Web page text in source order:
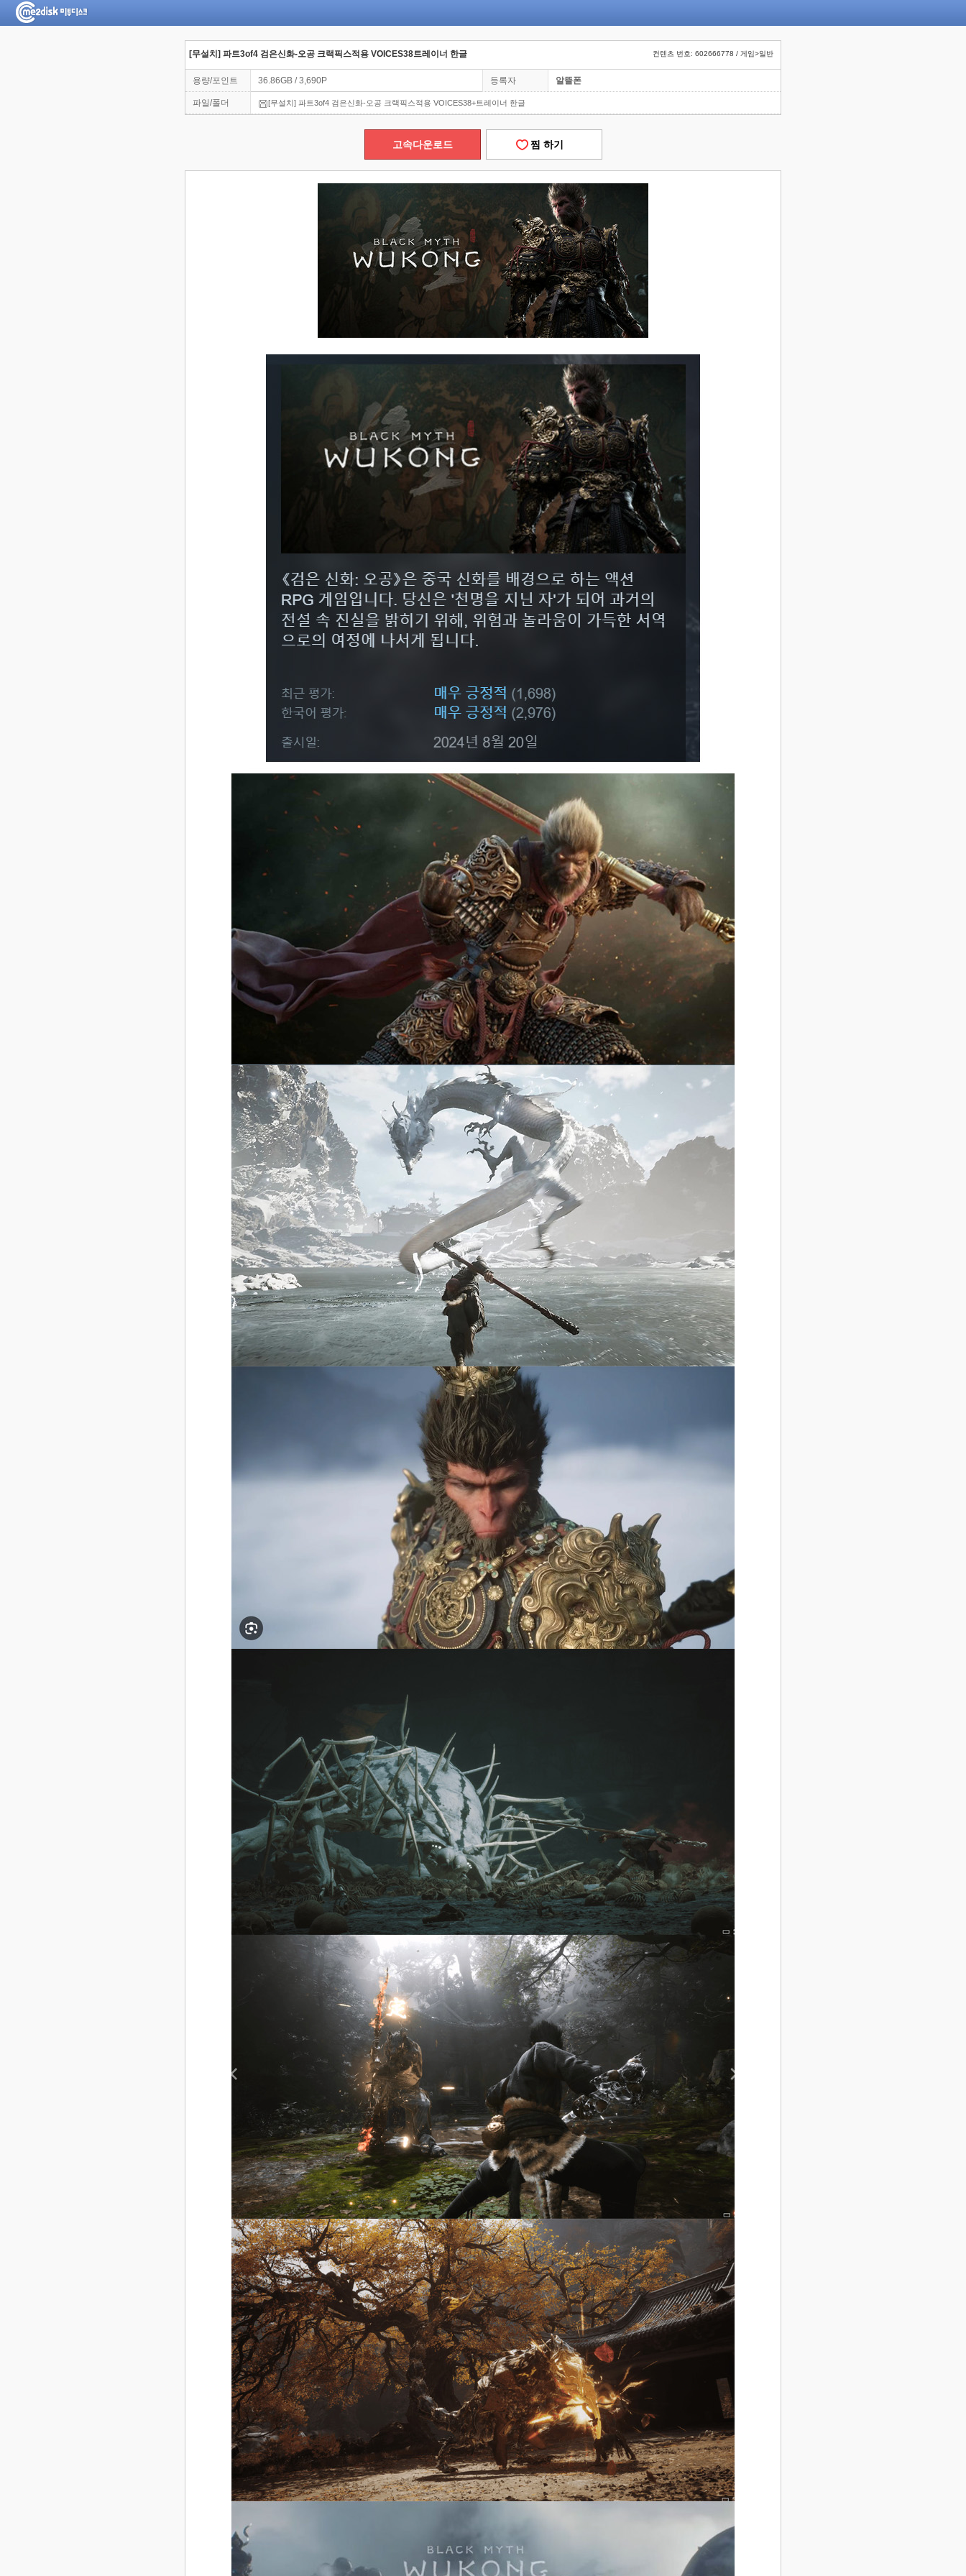
[무설치] 파트3of4 검은신화-오공 크랙픽스적용 VOICES38트레이너 한글 컨텐츠 번호: 602666778 / 게임>일반
용량/포인트 36.86GB / 3,690P 등록자 알뜰폰
파일/폴더 [무설치] 파트3of4 검은신화-오공 크랙픽스적용 VOICES38+트레이너 한글
고속다운로드 찜 하기